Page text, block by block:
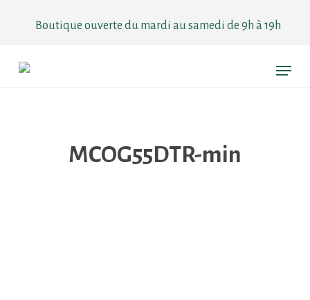
content
Boutique ouverte du mardi au samedi de 9h à 19h
MCOG55DTR-min